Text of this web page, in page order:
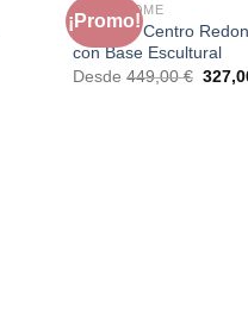
¡Promo!
FAURA HOME
Mesa de Centro
con Base Escultural
Desde449,00€ El